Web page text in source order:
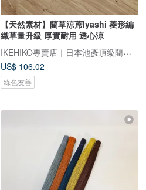
【天然素材】藺草涼蓆Iyashi 菱形編
織草量升級 厚實耐用 透心涼
IKEHIKO專賣店｜日本池彥頂級藺草製品｜讓生活與自然更靠近
US$ 106.02
綠色友善